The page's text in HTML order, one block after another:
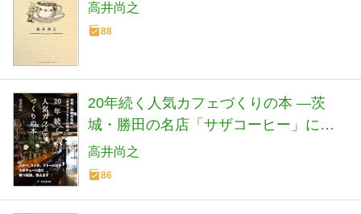
高井尚之
88
20年続く人気カフェづくりの本 ―茨
城・勝田の名店「サザコーヒー」に学
ぶ
高井尚之
86